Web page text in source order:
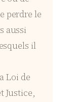
perdre le
aussi
il
Loi de
Justice,